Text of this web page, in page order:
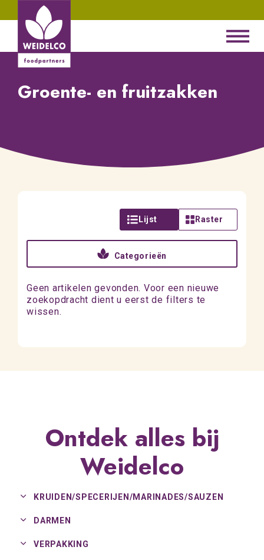
Groente- en fruitzakken
Lijst Raster
Categorieën
Geen artikelen gevonden. Voor een nieuwe
zoekopdracht dient u eerst de filters te
wissen.
Ontdek alles bij
Weidelco
KRUIDEN/SPECERIJEN/MARINADES/SAUZEN
DARMEN
VERPAKKING